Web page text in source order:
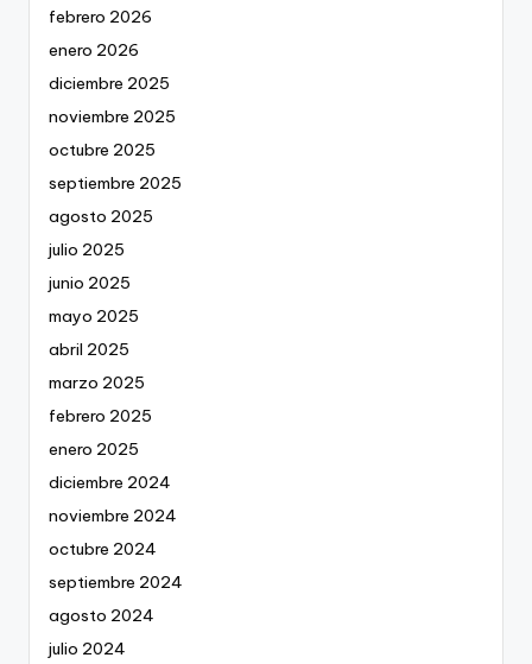
febrero 2026
enero 2026
diciembre 2025
noviembre 2025
octubre 2025
septiembre 2025
agosto 2025
julio 2025
junio 2025
mayo 2025
abril 2025
marzo 2025
febrero 2025
enero 2025
diciembre 2024
noviembre 2024
octubre 2024
septiembre 2024
agosto 2024
julio 2024